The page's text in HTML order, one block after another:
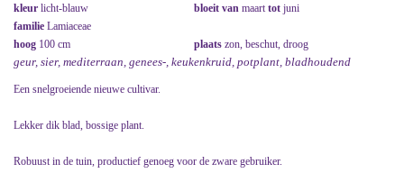
kleur licht-blauw bloeit van maarttot juni
familie Lamiaceae
hoog 100 cm plaats zon, beschut, droog
geur, sier, mediterraan, genees-, keukenkruid, potplant, bladhoudend
Een snelgroeiende nieuwe cultivar.
Lekker dik blad, bossige plant.
Robuust in de tuin, productief genoeg voor de zware gebruiker.